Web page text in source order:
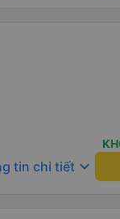
tin chi tiết keyboard_arrow_down